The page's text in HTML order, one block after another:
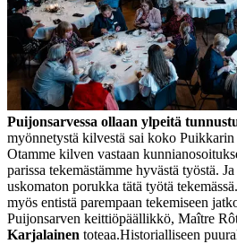
Puijonsarvessa ollaan ylpeitä
myönnetystä kilvestä sai koko
Otamme kilven vastaan
parissa tekemästämme hyvästä työstä.
uskomaton porukka tätä työtä
myös entistä parempaan tekemiseen
Puijonsarven keittiöpäällikkö, Maître
Karjalainen toteaa.Historialliseen